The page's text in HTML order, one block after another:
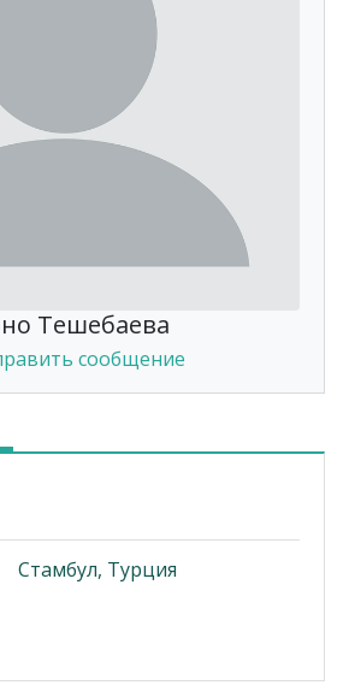
Тешебаева
сообщение
Стамбул, Турция